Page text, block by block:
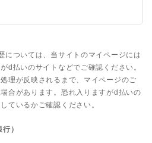
については、当サイトのマイページには
d払いのサイトなどでご確認ください。
理が反映されるまで、マイページのご
合があります。恐れ入りますがd払いの
ているかご確認ください。
）